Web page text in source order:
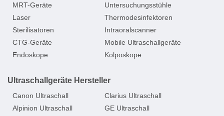
MRT-Geräte
Untersuchungsstühle
Laser
Thermodesinfektoren
Sterilisatoren
Intraoralscanner
CTG-Geräte
Mobile Ultraschallgeräte
Endoskope
Kolposkope
Ultraschallgeräte Hersteller
Canon Ultraschall
Clarius Ultraschall
Alpinion Ultraschall
GE Ultraschall